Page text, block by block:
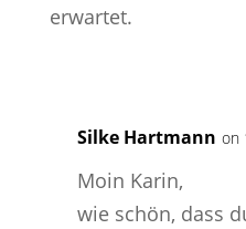
erwartet.
Silke Hartmann on
Moin Karin,
wie schön, dass